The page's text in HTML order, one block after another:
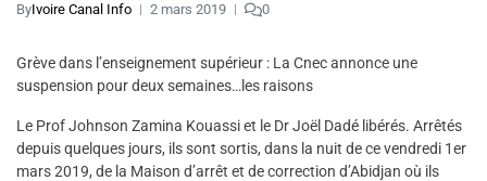
ByIvoire Canal Info 2 mars 2019 0
Grève dans l’enseignement supérieur : La Cnec annonce une
suspension pour deux semaines…les raisons
Le Prof Johnson Zamina Kouassi et le Dr Joël Dadé libérés. Arrêtés
depuis quelques jours, ils sont sortis, dans la nuit de ce vendredi 1er
mars 2019, de la Maison d’arrêt et de correction d’Abidjan où ils